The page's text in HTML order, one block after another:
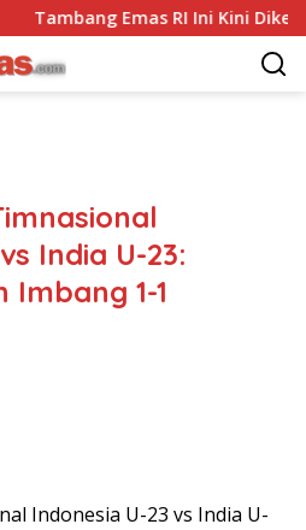
Emas RI Ini Kini
India U-23:
Imbang 1-1
Indonesia U-23 vs India U-